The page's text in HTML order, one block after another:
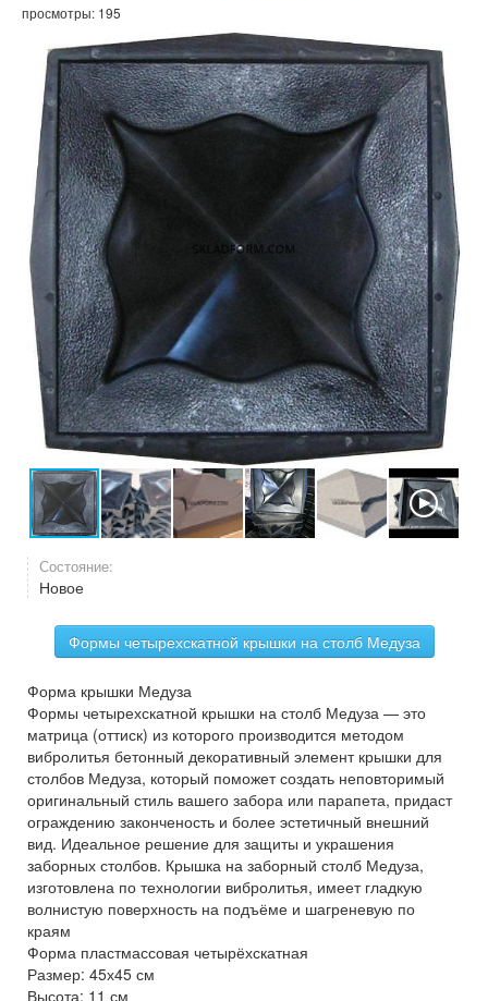
просмотры: 195
Состояние:
Новое
Формы четырехскатной крышки на столб Медуза
Форма крышки Медуза
Формы четырехскатной крышки на столб Медуза — это
матрица (оттиск) из которого производится методом
вибролитья бетонный декоративный элемент крышки для
столбов Медуза, который поможет создать неповторимый
оригинальный стиль вашего забора или парапета, придаст
ограждению законченость и более эстетичный внешний
вид. Идеальное решение для защиты и украшения
заборных столбов. Крышка на заборный столб Медуза,
изготовлена по технологии вибролитья, имеет гладкую
волнистую поверхность на подъёме и шагреневую по
краям
Форма пластмассовая четырёхскатная
Размер: 45х45 см
Высота: 11 см